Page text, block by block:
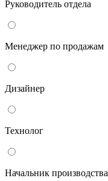
Руководитель отдела
Менеджер по продажам
Дизайнер
Технолог
Начальник производства